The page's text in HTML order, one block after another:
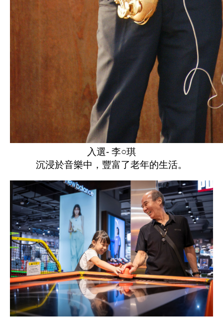
入選- 李○琪
沉浸於音樂中，豐富了老年的生活。